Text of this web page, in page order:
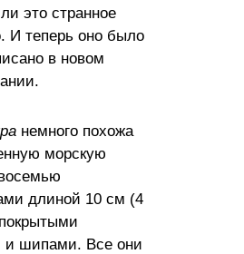
это странное
И теперь оно было
в новом
немного похожа
морскую
длиной 10 см (4
и шипами. Все они